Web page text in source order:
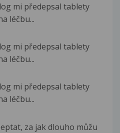
mi předepsal tablety
léčbu...
mi předepsal tablety
léčbu...
mi předepsal tablety
léčbu...
za jak dlouho můžu